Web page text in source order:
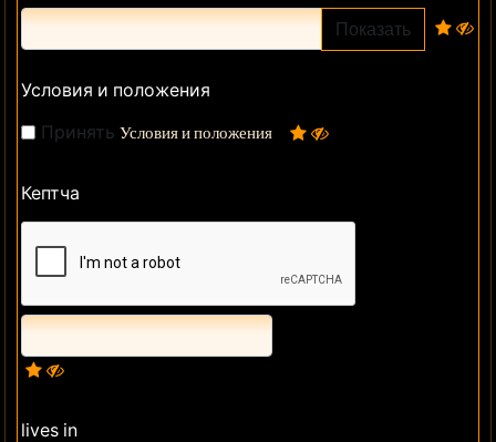
Показать
Условия и положения
ПринятьУсловия и положения
Кептча
lives in